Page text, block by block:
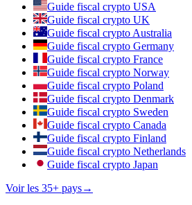
Guide fiscal crypto USA
Guide fiscal crypto UK
Guide fiscal crypto Australia
Guide fiscal crypto Germany
Guide fiscal crypto France
Guide fiscal crypto Norway
Guide fiscal crypto Poland
Guide fiscal crypto Denmark
Guide fiscal crypto Sweden
Guide fiscal crypto Canada
Guide fiscal crypto Finland
Guide fiscal crypto Netherlands
Guide fiscal crypto Japan
Voir les 35+ pays→